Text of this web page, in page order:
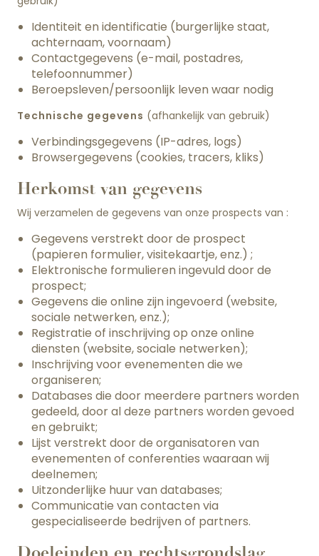
Identiteit en identificatie (burgerlijke staat,
achternaam, voornaam)
Contactgegevens (e-mail, postadres,
telefoonnummer)
Beroepsleven/persoonlijk leven waar nodig
Technische gegevens (afhankelijk van gebruik)
Verbindingsgegevens (IP-adres, logs)
Browsergegevens (cookies, tracers, kliks)
Herkomst van gegevens
Wij verzamelen de gegevens van onze prospects van :
Gegevens verstrekt door de prospect
(papieren formulier, visitekaartje, enz.) ;
Elektronische formulieren ingevuld door de
prospect;
Gegevens die online zijn ingevoerd (website,
sociale netwerken, enz.);
Registratie of inschrijving op onze online
diensten (website, sociale netwerken);
Inschrijving voor evenementen die we
organiseren;
Databases die door meerdere partners worden
gedeeld, door al deze partners worden gevoed
en gebruikt;
Lijst verstrekt door de organisatoren van
evenementen of conferenties waaraan wij
deelnemen;
Uitzonderlijke huur van databases;
Communicatie van contacten via
gespecialiseerde bedrijven of partners.